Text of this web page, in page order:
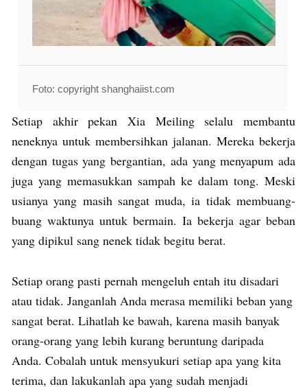
Foto: copyright shanghaiist.com
Setiap akhir pekan Xia Meiling selalu membantu
neneknya untuk membersihkan jalanan. Mereka bekerja
dengan tugas yang bergantian, ada yang menyapum ada
juga yang memasukkan sampah ke dalam tong. Meski
usianya yang masih sangat muda, ia tidak membuang-
buang waktunya untuk bermain. Ia bekerja agar beban
yang dipikul sang nenek tidak begitu berat.
Setiap orang pasti pernah mengeluh entah itu disadari
atau tidak. Janganlah Anda merasa memiliki beban yang
sangat berat. Lihatlah ke bawah, karena masih banyak
orang-orang yang lebih kurang beruntung daripada
Anda. Cobalah untuk mensyukuri setiap apa yang kita
terima, dan lakukanlah apa yang sudah menjadi